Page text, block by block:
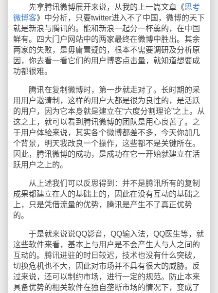
先拿腾讯微博展开来说，从我的上一篇文章《思考
微博客》中分析，只要twitter进入不了中国，微博的天下
就是新浪与腾讯的。能和新浪一起分一杯羹的，在中国
鲜有。四大门户网站中的两家最终在微博中胜出。其余
两家的失败，是毋庸置疑的，根本不需要调研及分析原
因，你去看一看它们的用户博客点击量，就知道想要成
功都很难。
腾讯在复制微博时，第一步就走对了。长时期的采
用用户邀请制，这样的用户大都是很为良性的，是活跃
的用户，因为它本身就是建立在“六度分割理论”之上。从
这之上，就可以看到腾讯微博的团队是用心良苦了。之
于用户体验来说，其实各个微博都差不多，今天你加几
个背景，明天我改良一个操作，这些都不是关键所在。
因此，腾讯微博的成功，是成功在它一开始就建立在活
跃用户之上的。
从上述我们可以反思得到：并不是腾讯所有的复制
成果都建立在人的基础上的，因此在没有互动的基础之
上，只是凭借流量的优势，腾讯是产生不了真正优势
的。
于是就来说说QQ影音，QQ输入法，QQ医生等，就
这些软件来看，基本上与用户是不会产生人与人之间的
互动的。腾讯进驻的时日较迟，技术也没有什么突破，
切换危机也不大，因此对市场并不具有很大的威胁。反
过来说，还可以制约市场，进行一定的规范。防止本来
具备优势的相关软件在独自垄断市场的情况下，变成了